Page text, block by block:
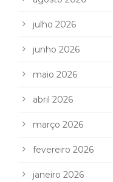
julho 2026
junho 2026
maio 2026
abril 2026
março 2026
fevereiro 2026
janeiro 2026